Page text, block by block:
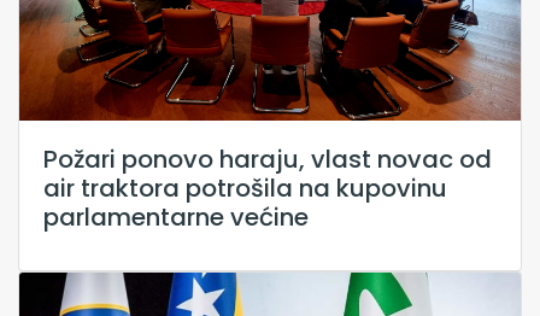
Požari ponovo haraju, vlast novac od
air traktora potrošila na kupovinu
parlamentarne većine